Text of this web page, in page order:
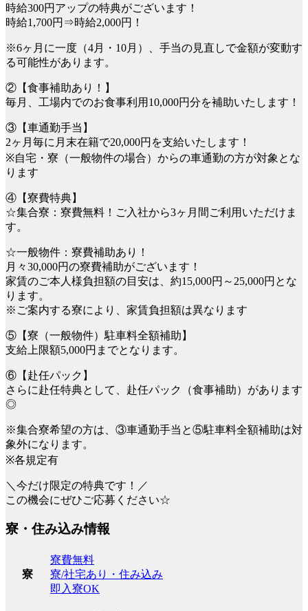
時給300円アップの特典がございます！
時給1,700円⇒時給2,000円！
※6ヶ月に一度（4月・10月）、手当の見直しで金額が変動す
る可能性があります。
②【食事補助あり！】
毎月、工場内でのお食事利用10,000円分を補助いたします！
③【車通勤手当】
2ヶ月毎に月末在籍で20,000円を支給いたします！
※自宅・寮（一般物件の場合）からの車通勤の方が対象とな
ります
④【寮費特典】
☆集合寮：寮費無料！ご入社から3ヶ月間ご利用いただけま
す。
☆一般物件：寮費補助あり！
月々30,000円の寮費補助がございます！
家賃のご本人様負担額の目安は、約15,000円～25,000円とな
ります。
※ご案内する寮により、家賃負担額は異なります
⑤【寮（一般物件）駐車料全額補助】
支給上限額5,000円までとなります。
⑥【赴任パック】
さらに赴任特典として、赴任パック（食事補助）があります
◎
※集合寮希望の方は、③車通勤手当と⑤駐車料全額補助は対
象外になります。
※各規定有
＼今だけ限定の特典です！／
この機会にぜひご応募ください☆
寮・住み込み情報
寮
寮費無料
寮/社宅あり・住み込み
即入寮OK